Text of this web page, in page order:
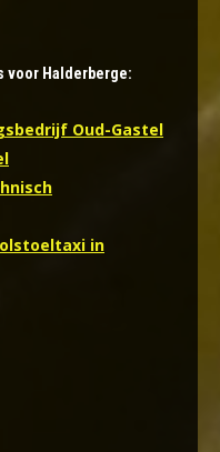
voor Halderberge:
Oud-Gastel
in